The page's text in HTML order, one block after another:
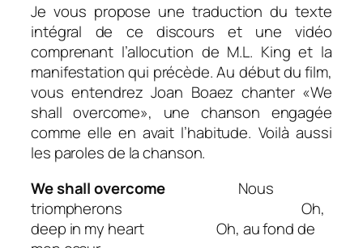
Je vous propose une traduction du texte
intégral de ce discours et une vidéo
comprenant l’allocution de M.L. King et la
manifestation qui précède. Au début du film,
vous entendrez Joan Boaez chanter «We
shall overcome», une chanson engagée
comme elle en avait l’habitude. Voilà aussi
les paroles de la chanson.
We shall overcome
Nous
triompherons Oh,
deep in my heart Oh, au fond de